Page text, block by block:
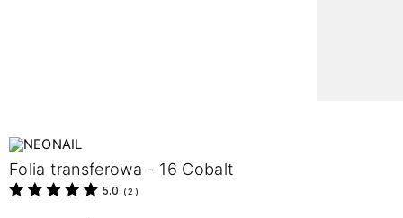
Folia transferowa - 16 Cobalt
5.0 ( 2 )